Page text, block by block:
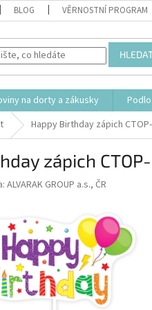
BLOG VĚRNOSTNÍ PROGRAM
na dorty a zákusky
Happy Birthday zápich
zápich
ALVARAK GROUP a.s., ČR